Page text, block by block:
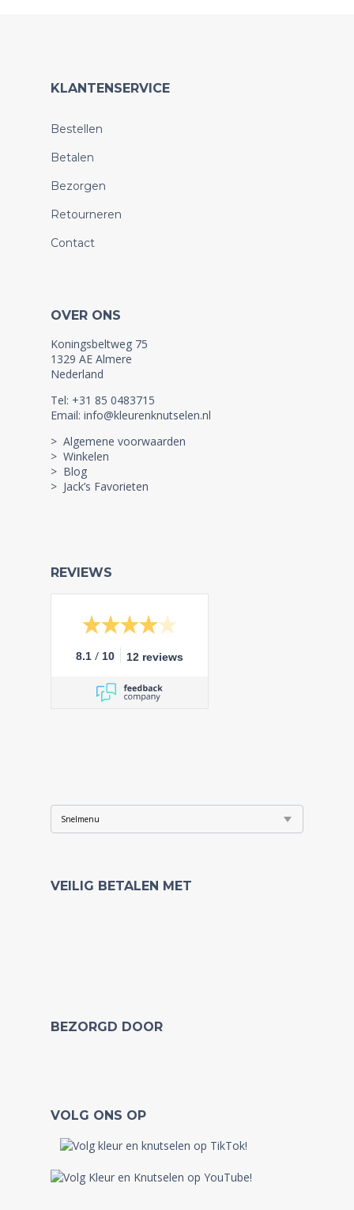
KLANTENSERVICE
Bestellen
Betalen
Bezorgen
Retourneren
Contact
OVER ONS
Koningsbeltweg 75
1329 AE Almere
Nederland
Tel: +31 85 0483715
Email: info@kleurenknutselen.nl
> Algemene voorwaarden
> Winkelen
> Blog
> Jack’s Favorieten
REVIEWS
8.1 / 10 12 reviews
VEILIG BETALEN MET
BEZORGD DOOR
VOLG ONS OP